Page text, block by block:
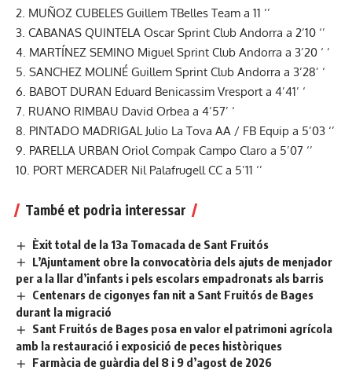
2. MUÑOZ CUBELES Guillem TBelles Team a 11 ‘’
3. CABANAS QUINTELA Oscar Sprint Club Andorra a 2’10 ‘’
4. MARTÍNEZ SEMINO Miguel Sprint Club Andorra a 3’20 ‘ ‘
5. SANCHEZ MOLINÉ Guillem Sprint Club Andorra a 3’28’ ‘
6. BABOT DURAN Eduard Benicassim Vresport a 4’41’ ‘
7. RUANO RIMBAU David Orbea a 4’57’ ‘
8. PINTADO MADRIGAL Julio La Tova AA / FB Equip a 5’03 ‘’
9. PARELLA URBAN Oriol Compak Campo Claro a 5’07 ‘’
10. PORT MERCADER Nil Palafrugell CC a 5’11 ‘’
També et podria interessar
Èxit total de la 13a Tomacada de Sant Fruitós
L’Ajuntament obre la convocatòria dels ajuts de menjador
per a la llar d’infants i pels escolars empadronats als barris
Centenars de cigonyes fan nit a Sant Fruitós de Bages
durant la migració
Sant Fruitós de Bages posa en valor el patrimoni agrícola
amb la restauració i exposició de peces històriques
Farmàcia de guàrdia del 8 i 9 d’agost de 2026